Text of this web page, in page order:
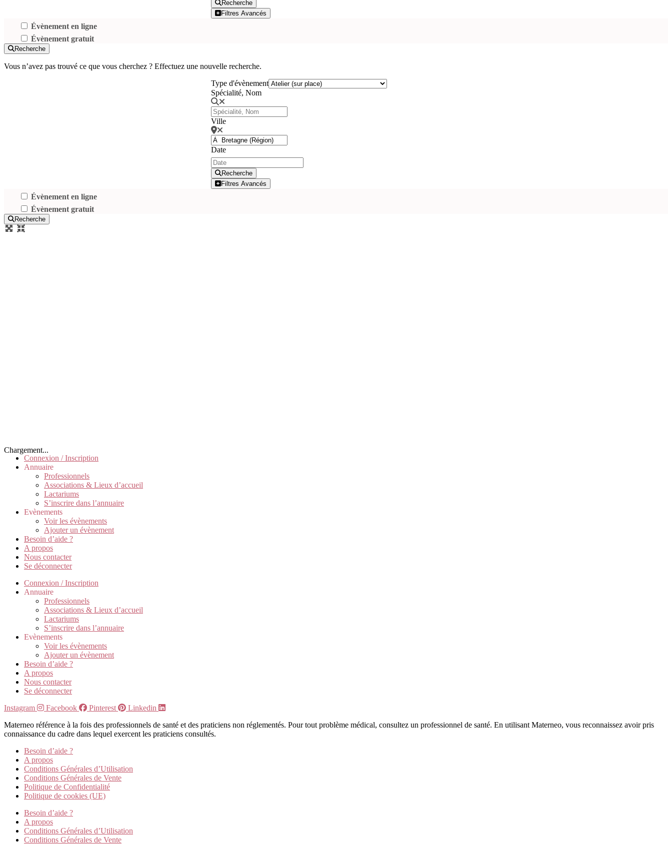
Recherche
Filtres Avancés
Évènement en ligne
Évènement gratuit
Recherche
Vous n’avez pas trouvé ce que vous cherchez ? Effectuez une nouvelle recherche.
Type d'évènement
Spécialité, Nom
Ville
Date
Recherche
Filtres Avancés
Évènement en ligne
Évènement gratuit
Recherche
Chargement...
Connexion / Inscription
Annuaire
Professionnels
Associations & Lieux d’accueil
Lactariums
S’inscrire dans l’annuaire
Evènements
Voir les évènements
Ajouter un évènement
Besoin d’aide ?
A propos
Nous contacter
Se déconnecter
Connexion / Inscription
Annuaire
Professionnels
Associations & Lieux d’accueil
Lactariums
S’inscrire dans l’annuaire
Evènements
Voir les évènements
Ajouter un évènement
Besoin d’aide ?
A propos
Nous contacter
Se déconnecter
Instagram
Facebook Pinterest
Linkedin
Materneo référence à la fois des professionnels de santé et des praticiens non réglementés. Pour tout problème médical, consultez un professionnel de santé. En utilisant Materneo, vous reconnaissez avoir pris
connaissance du cadre dans lequel exercent les praticiens consultés.
Besoin d’aide ?
A propos
Conditions Générales d’Utilisation
Conditions Générales de Vente
Politique de Confidentialité
Politique de cookies (UE)
Besoin d’aide ?
A propos
Conditions Générales d’Utilisation
Conditions Générales de Vente